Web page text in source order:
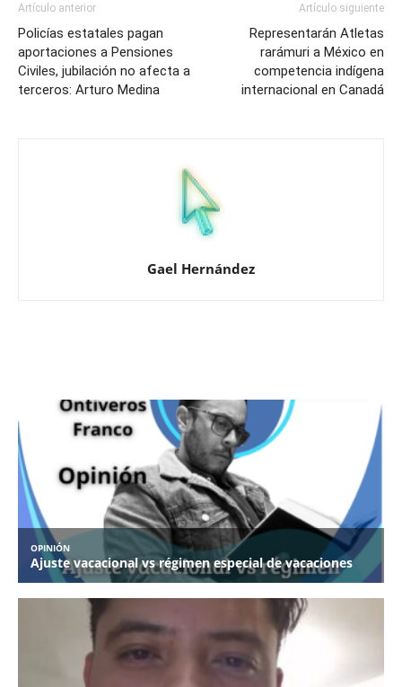
Artículo anterior
Policías estatales pagan
aportaciones a Pensiones
Civiles, jubilación no afecta a
terceros: Arturo Medina
Artículo siguiente
Representarán Atletas
rarámuri a México en
competencia indígena
internacional en Canadá
Gael Hernández